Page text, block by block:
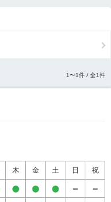
1〜1件 / 全1件
木 金 土 日 祝